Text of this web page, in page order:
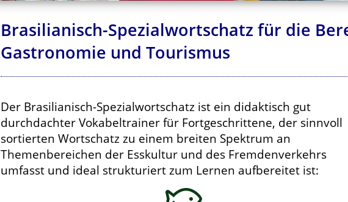
Brasilianisch-Spezialwortschatz für die
Gastronomie und Tourismus
Der Brasilianisch-Spezialwortschatz ist ein didaktisch gut
durchdachter Vokabeltrainer für Fortgeschrittene, der sinnvoll
sortierten Wortschatz zu einem breiten Spektrum an
Themenbereichen der Esskultur und des Fremdenverkehrs
umfasst und ideal strukturiert zum Lernen aufbereitet ist: